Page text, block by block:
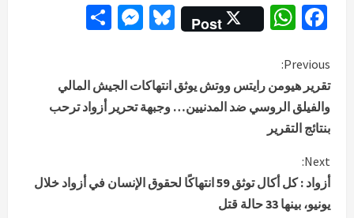
Facebook
WhatsApp
Post
Bluesky
C
o
n
t
i
Previous:
تقرير هيومن رايتس ووتش يوثق انتهاكات الجيش المالي
والفيلق الروسي ضد المدنيين… وجبهة تحرير أزواد ترحب
بنتائج التقرير
Next:
أزواد : كل أكال توثق 59 انتهاكًا لحقوق الإنسان في أزواد خلال
يونيو، بينها 33 حالة قتل